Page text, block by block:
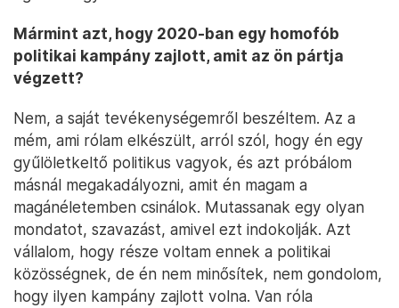
Mármint azt, hogy 2020-ban egy homofób
politikai kampány zajlott, amit az ön pártja
végzett?
Nem, a saját tevékenységemről beszéltem. Az a
mém, ami rólam elkészült, arról szól, hogy én egy
gyűlöletkeltő politikus vagyok, és azt próbálom
másnál megakadályozni, amit én magam a
magánéletemben csinálok. Mutassanak egy olyan
mondatot, szavazást, amivel ezt indokolják. Azt
vállalom, hogy része voltam ennek a politikai
közösségnek, de én nem minősítek, nem gondolom,
hogy ilyen kampány zajlott volna. Van róla